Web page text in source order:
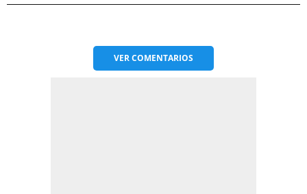
VERCOMENTARIOS